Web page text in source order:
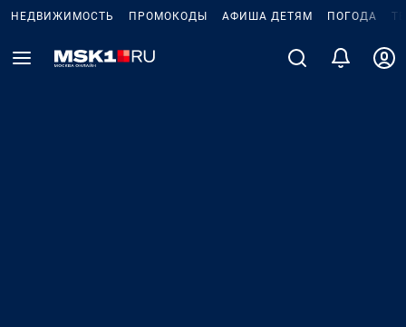
НЕДВИЖИМОСТЬ ПРОМОКОДЫ АФИША ДЕТЯМ ПОГОДА